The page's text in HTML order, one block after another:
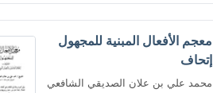
معجم الأفعال المبنية للمجهول
إتحاف
محمد علي بن علان الصديقي الشافعي